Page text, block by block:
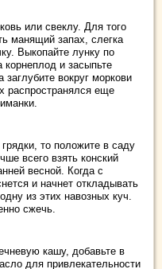
или свеклу. Для того
манящий запах, слегка
Выкопайте лунку по
и засыпьте
вокруг моркови
распространялся еще
то положите в саду
всего взять конский
весной. Когда с
и начнет откладывать
из этих навозных куч.
сжечь.
кашу, добавьте в
для привлекательности